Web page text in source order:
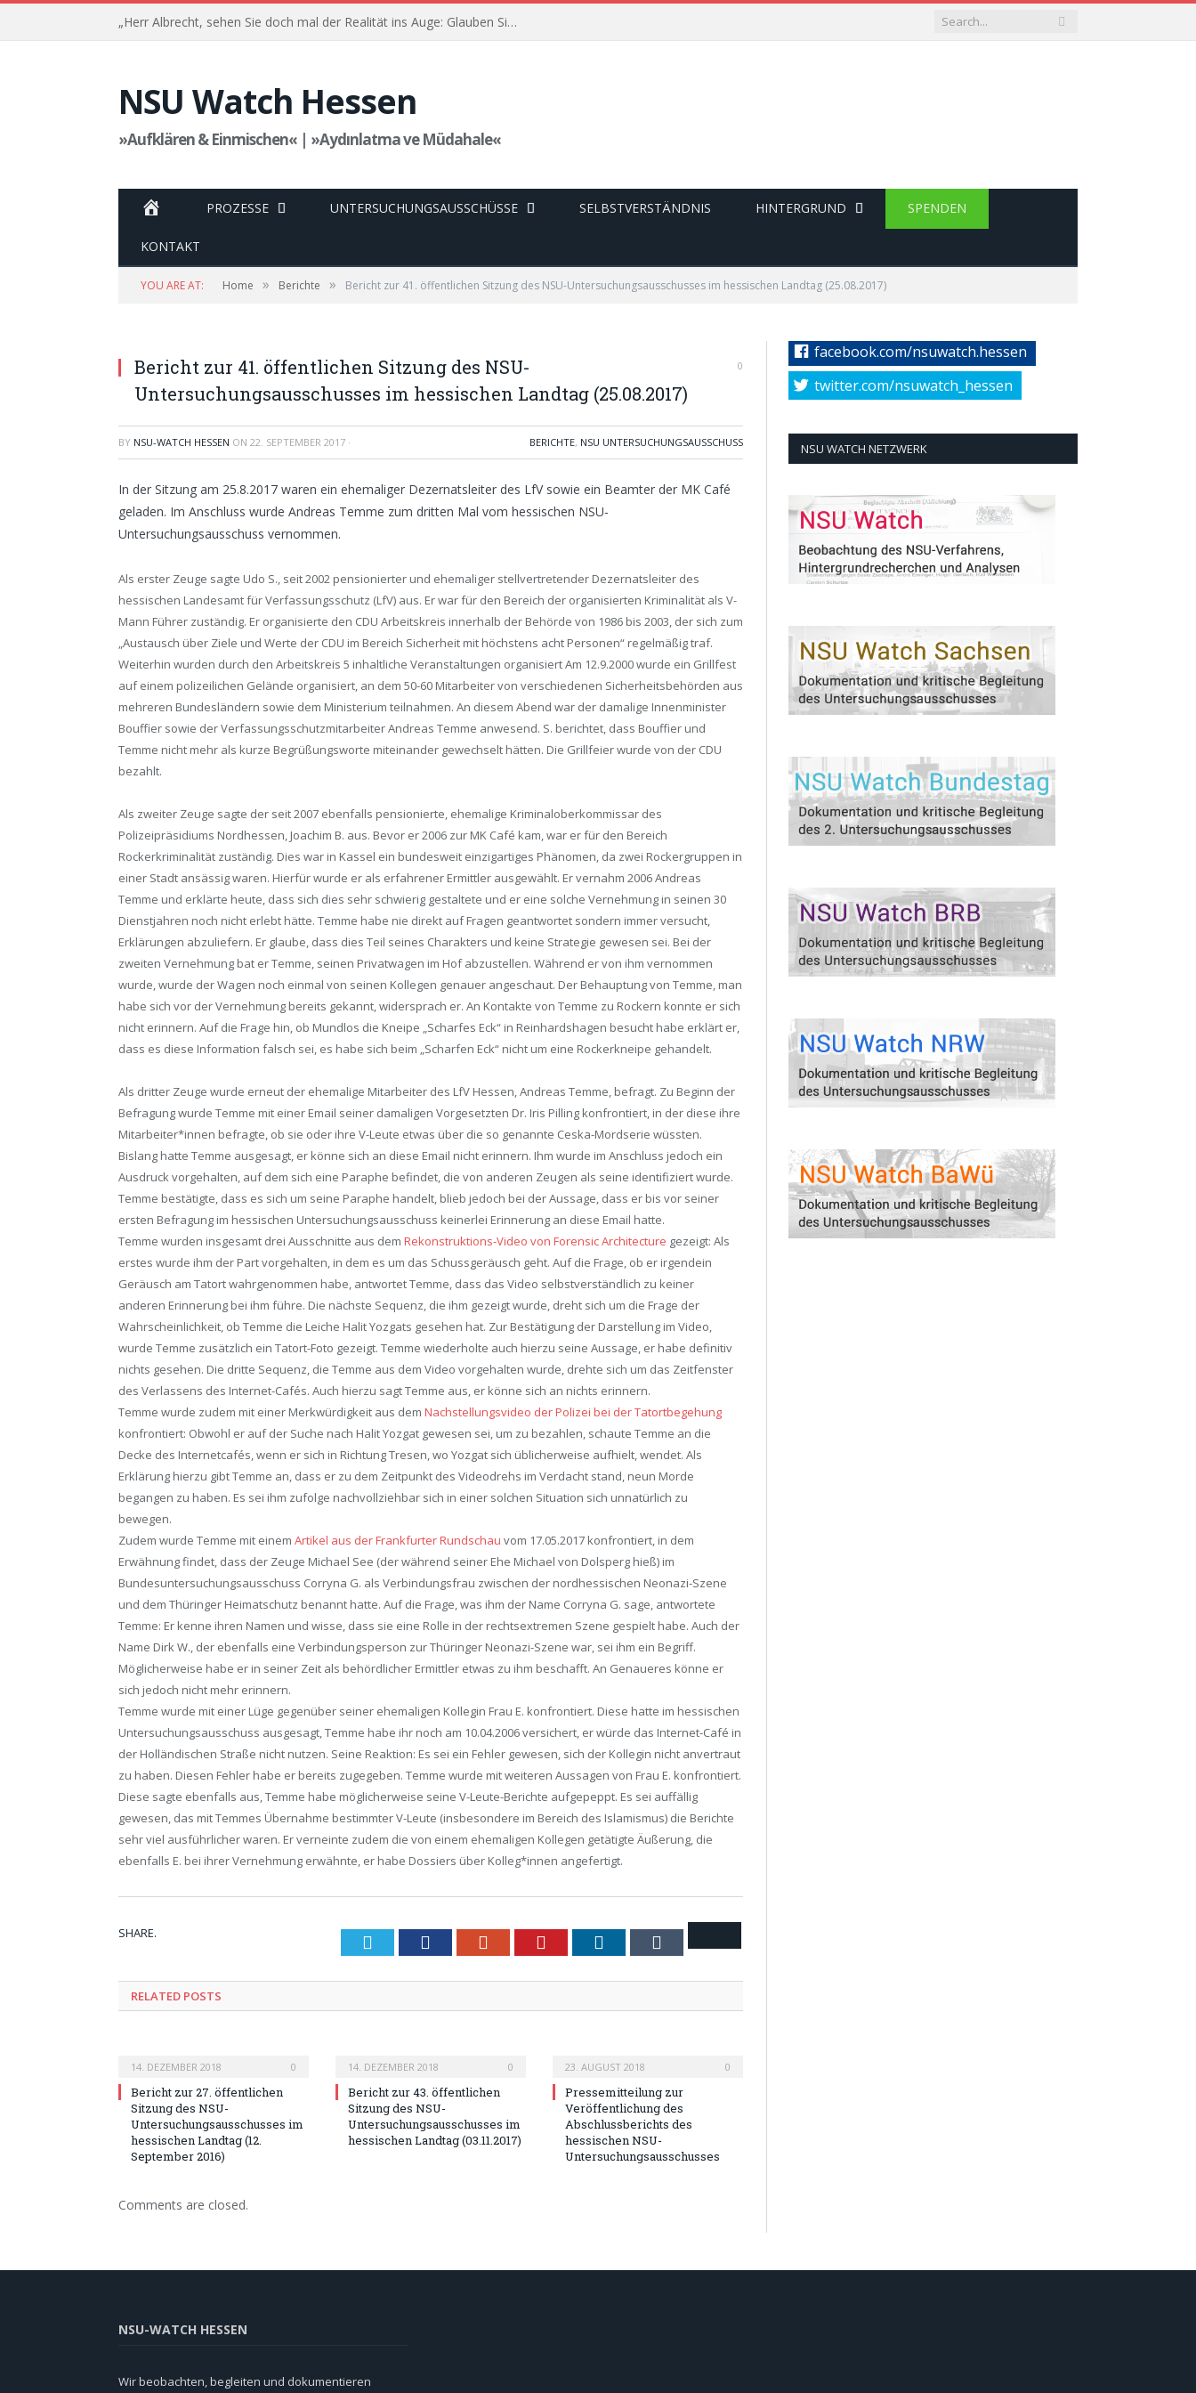
„Herr Albrecht, sehen Sie doch mal der Realität ins Auge: Glauben Sie, dass das was gebracht hat?“ – Der Prozess gegen Franco Albrecht – 35. Sitzung, 03. Juni 2022
NSU Watch Hessen
»Aufklären & Einmischen« | »Aydınlatma ve Müdahale«
PROZESSE UNTERSUCHUNGSAUSSCHÜSSE SELBSTVERSTÄNDNIS HINTERGRUND SPENDEN
KONTAKT
YOU ARE AT: Home » Berichte » Bericht zur 41. öffentlichen Sitzung des NSU-Untersuchungsausschusses im hessischen Landtag (25.08.2017)
Bericht zur 41. öffentlichen Sitzung des NSU-
Untersuchungsausschusses im hessischen Landtag (25.08.2017)
0
BY NSU-WATCH HESSEN ON 22. SEPTEMBER 2017 · BERICHTE, NSU UNTERSUCHUNGSAUSSCHUSS
In der Sitzung am 25.8.2017 waren ein ehemaliger Dezernatsleiter des LfV sowie ein Beamter der MK Café
geladen. Im Anschluss wurde Andreas Temme zum dritten Mal vom hessischen NSU-
Untersuchungsausschuss vernommen.
Als erster Zeuge sagte Udo S., seit 2002 pensionierter und ehemaliger stellvertretender Dezernatsleiter des
hessischen Landesamt für Verfassungsschutz (LfV) aus. Er war für den Bereich der organisierten Kriminalität als V-
Mann Führer zuständig. Er organisierte den CDU Arbeitskreis innerhalb der Behörde von 1986 bis 2003, der sich zum
„Austausch über Ziele und Werte der CDU im Bereich Sicherheit mit höchstens acht Personen“ regelmäßig traf.
Weiterhin wurden durch den Arbeitskreis 5 inhaltliche Veranstaltungen organisiert Am 12.9.2000 wurde ein Grillfest
auf einem polizeilichen Gelände organisiert, an dem 50-60 Mitarbeiter von verschiedenen Sicherheitsbehörden aus
mehreren Bundesländern sowie dem Ministerium teilnahmen. An diesem Abend war der damalige Innenminister
Bouffier sowie der Verfassungsschutzmitarbeiter Andreas Temme anwesend. S. berichtet, dass Bouffier und
Temme nicht mehr als kurze Begrüßungsworte miteinander gewechselt hätten. Die Grillfeier wurde von der CDU
bezahlt.
Als zweiter Zeuge sagte der seit 2007 ebenfalls pensionierte, ehemalige Kriminaloberkommissar des
Polizeipräsidiums Nordhessen, Joachim B. aus. Bevor er 2006 zur MK Café kam, war er für den Bereich
Rockerkriminalität zuständig. Dies war in Kassel ein bundesweit einzigartiges Phänomen, da zwei Rockergruppen in
einer Stadt ansässig waren. Hierfür wurde er als erfahrener Ermittler ausgewählt. Er vernahm 2006 Andreas
Temme und erklärte heute, dass sich dies sehr schwierig gestaltete und er eine solche Vernehmung in seinen 30
Dienstjahren noch nicht erlebt hätte. Temme habe nie direkt auf Fragen geantwortet sondern immer versucht,
Erklärungen abzuliefern. Er glaube, dass dies Teil seines Charakters und keine Strategie gewesen sei. Bei der
zweiten Vernehmung bat er Temme, seinen Privatwagen im Hof abzustellen. Während er von ihm vernommen
wurde, wurde der Wagen noch einmal von seinen Kollegen genauer angeschaut. Der Behauptung von Temme, man
habe sich vor der Vernehmung bereits gekannt, widersprach er. An Kontakte von Temme zu Rockern konnte er sich
nicht erinnern. Auf die Frage hin, ob Mundlos die Kneipe „Scharfes Eck“ in Reinhardshagen besucht habe erklärt er,
dass es diese Information falsch sei, es habe sich beim „Scharfen Eck“ nicht um eine Rockerkneipe gehandelt.
Als dritter Zeuge wurde erneut der ehemalige Mitarbeiter des LfV Hessen, Andreas Temme, befragt. Zu Beginn der
Befragung wurde Temme mit einer Email seiner damaligen Vorgesetzten Dr. Iris Pilling konfrontiert, in der diese ihre
Mitarbeiter*innen befragte, ob sie oder ihre V-Leute etwas über die so genannte Ceska-Mordserie wüssten.
Bislang hatte Temme ausgesagt, er könne sich an diese Email nicht erinnern. Ihm wurde im Anschluss jedoch ein
Ausdruck vorgehalten, auf dem sich eine Paraphe befindet, die von anderen Zeugen als seine identifiziert wurde.
Temme bestätigte, dass es sich um seine Paraphe handelt, blieb jedoch bei der Aussage, dass er bis vor seiner
ersten Befragung im hessischen Untersuchungsausschuss keinerlei Erinnerung an diese Email hatte.
Temme wurden insgesamt drei Ausschnitte aus dem Rekonstruktions-Video von Forensic Architecture gezeigt: Als
erstes wurde ihm der Part vorgehalten, in dem es um das Schussgeräusch geht. Auf die Frage, ob er irgendein
Geräusch am Tatort wahrgenommen habe, antwortet Temme, dass das Video selbstverständlich zu keiner
anderen Erinnerung bei ihm führe. Die nächste Sequenz, die ihm gezeigt wurde, dreht sich um die Frage der
Wahrscheinlichkeit, ob Temme die Leiche Halit Yozgats gesehen hat. Zur Bestätigung der Darstellung im Video,
wurde Temme zusätzlich ein Tatort-Foto gezeigt. Temme wiederholte auch hierzu seine Aussage, er habe definitiv
nichts gesehen. Die dritte Sequenz, die Temme aus dem Video vorgehalten wurde, drehte sich um das Zeitfenster
des Verlassens des Internet-Cafés. Auch hierzu sagt Temme aus, er könne sich an nichts erinnern.
Temme wurde zudem mit einer Merkwürdigkeit aus dem Nachstellungsvideo der Polizei bei der Tatortbegehung
konfrontiert: Obwohl er auf der Suche nach Halit Yozgat gewesen sei, um zu bezahlen, schaute Temme an die
Decke des Internetcafés, wenn er sich in Richtung Tresen, wo Yozgat sich üblicherweise aufhielt, wendet. Als
Erklärung hierzu gibt Temme an, dass er zu dem Zeitpunkt des Videodrehs im Verdacht stand, neun Morde
begangen zu haben. Es sei ihm zufolge nachvollziehbar sich in einer solchen Situation sich unnatürlich zu
bewegen.
Zudem wurde Temme mit einem Artikel aus der Frankfurter Rundschau vom 17.05.2017 konfrontiert, in dem
Erwähnung findet, dass der Zeuge Michael See (der während seiner Ehe Michael von Dolsperg hieß) im
Bundesuntersuchungsausschuss Corryna G. als Verbindungsfrau zwischen der nordhessischen Neonazi-Szene
und dem Thüringer Heimatschutz benannt hatte. Auf die Frage, was ihm der Name Corryna G. sage, antwortete
Temme: Er kenne ihren Namen und wisse, dass sie eine Rolle in der rechtsextremen Szene gespielt habe. Auch der
Name Dirk W., der ebenfalls eine Verbindungsperson zur Thüringer Neonazi-Szene war, sei ihm ein Begriff.
Möglicherweise habe er in seiner Zeit als behördlicher Ermittler etwas zu ihm beschafft. An Genaueres könne er
sich jedoch nicht mehr erinnern.
Temme wurde mit einer Lüge gegenüber seiner ehemaligen Kollegin Frau E. konfrontiert. Diese hatte im hessischen
Untersuchungsausschuss ausgesagt, Temme habe ihr noch am 10.04.2006 versichert, er würde das Internet-Café in
der Holländischen Straße nicht nutzen. Seine Reaktion: Es sei ein Fehler gewesen, sich der Kollegin nicht anvertraut
zu haben. Diesen Fehler habe er bereits zugegeben. Temme wurde mit weiteren Aussagen von Frau E. konfrontiert.
Diese sagte ebenfalls aus, Temme habe möglicherweise seine V-Leute-Berichte aufgepeppt. Es sei auffällig
gewesen, das mit Temmes Übernahme bestimmter V-Leute (insbesondere im Bereich des Islamismus) die Berichte
sehr viel ausführlicher waren. Er verneinte zudem die von einem ehemaligen Kollegen getätigte Äußerung, die
ebenfalls E. bei ihrer Vernehmung erwähnte, er habe Dossiers über Kolleg*innen angefertigt.
SHARE. Twitter Facebook Google+ Pinterest LinkedIn
RELATED POSTS
14. DEZEMBER 2018 0
Bericht zur 27. öffentlichen
Sitzung des NSU-
Untersuchungsausschusses im
hessischen Landtag (12.
September 2016)
14. DEZEMBER 2018 0
Bericht zur 43. öffentlichen
Sitzung des NSU-
Untersuchungsausschusses im
hessischen Landtag (03.11.2017)
23. AUGUST 2018 0
Pressemitteilung zur
Veröffentlichung des
Abschlussberichts des
hessischen NSU-
Untersuchungsausschusses
Comments are closed.
facebook.com/nsuwatch.hessen
twitter.com/nsuwatch_hessen
NSU WATCH NETZWERK
NSU-WATCH HESSEN
Wir beobachten, begleiten und dokumentieren